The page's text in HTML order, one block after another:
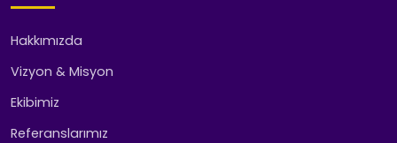
Hakkımızda
Vizyon & Misyon
Ekibimiz
Referanslarımız